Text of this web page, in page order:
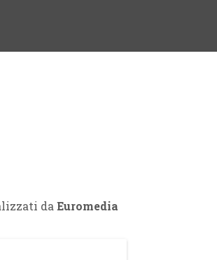
da Euromedia